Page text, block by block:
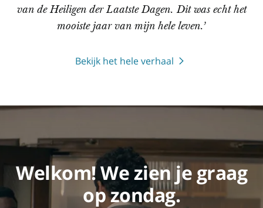
van de Heiligen der Laatste Dagen. Dit was echt het
mooiste jaar van mijn hele leven.’
Bekijk het hele verhaal
Welkom! We zien je graag
op zondag.